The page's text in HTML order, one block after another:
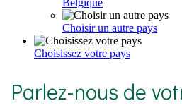
Belgique
Choisir un autre pays
Choisissez votre pays